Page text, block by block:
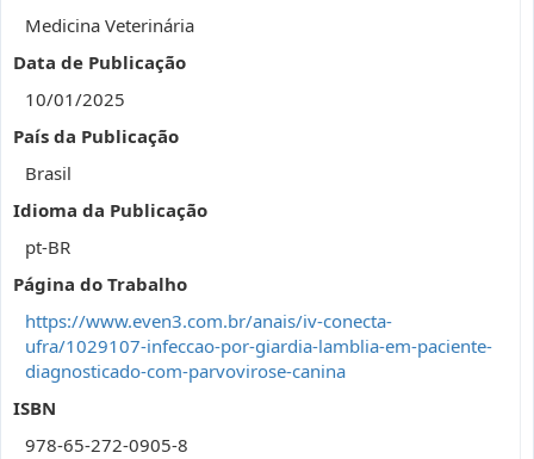
Medicina Veterinária
Data de Publicação
10/01/2025
País da Publicação
Brasil
Idioma da Publicação
pt-BR
Página do Trabalho
https://www.even3.com.br/anais/iv-conecta-
ufra/1029107-infeccao-por-giardia-lamblia-em-paciente-
diagnosticado-com-parvovirose-canina
ISBN
978-65-272-0905-8